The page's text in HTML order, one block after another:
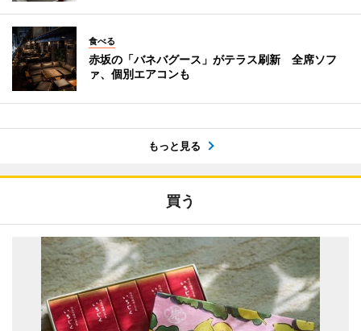
食べる
赤坂の「バネバグース」がテラス刷新 全席ソフ
ァ、個別エアコンも
もっと見る
買う